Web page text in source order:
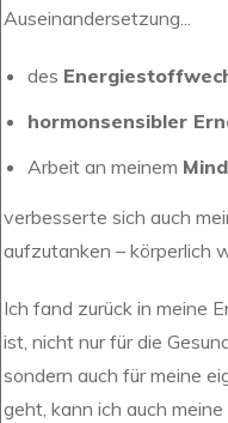
Auseinandersetzung...
des
hormonsensibler
Arbeit an meinem
verbesserte sich auch
aufzutanken – körperlich
Ich fand zurück in meine
ist, nicht nur für die
sondern auch für meine
geht, kann ich auch